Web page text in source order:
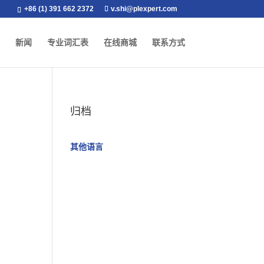
+86 (1) 391 662 2372 v.shi@plexpert.com
新闻 专业词汇表 在线商城 联系方式
归档
其他语言